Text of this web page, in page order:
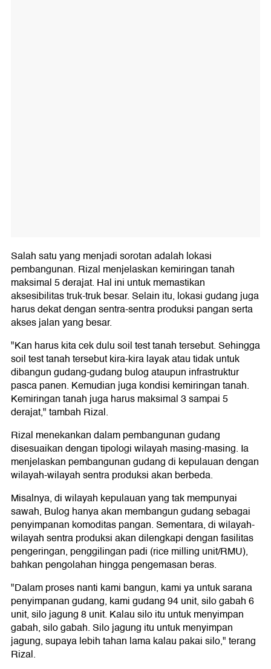
Salah satu yang menjadi sorotan adalah lokasi
pembangunan. Rizal menjelaskan kemiringan tanah
maksimal 5 derajat. Hal ini untuk memastikan
aksesibilitas truk-truk besar. Selain itu, lokasi gudang juga
harus dekat dengan sentra-sentra produksi pangan serta
akses jalan yang besar.
"Kan harus kita cek dulu soil test tanah tersebut. Sehingga
soil test tanah tersebut kira-kira layak atau tidak untuk
dibangun gudang-gudang bulog ataupun infrastruktur
pasca panen. Kemudian juga kondisi kemiringan tanah.
Kemiringan tanah juga harus maksimal 3 sampai 5
derajat," tambah Rizal.
Rizal menekankan dalam pembangunan gudang
disesuaikan dengan tipologi wilayah masing-masing. Ia
menjelaskan pembangunan gudang di kepulauan dengan
wilayah-wilayah sentra produksi akan berbeda.
Misalnya, di wilayah kepulauan yang tak mempunyai
sawah, Bulog hanya akan membangun gudang sebagai
penyimpanan komoditas pangan. Sementara, di wilayah-
wilayah sentra produksi akan dilengkapi dengan fasilitas
pengeringan, penggilingan padi (rice milling unit/RMU),
bahkan pengolahan hingga pengemasan beras.
"Dalam proses nanti kami bangun, kami ya untuk sarana
penyimpanan gudang, kami gudang 94 unit, silo gabah 6
unit, silo jagung 8 unit. Kalau silo itu untuk menyimpan
gabah, silo gabah. Silo jagung itu untuk menyimpan
jagung, supaya lebih tahan lama kalau pakai silo," terang
Rizal.